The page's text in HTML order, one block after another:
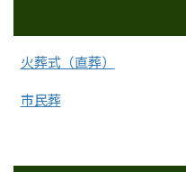
火葬式（直葬）
市民葬